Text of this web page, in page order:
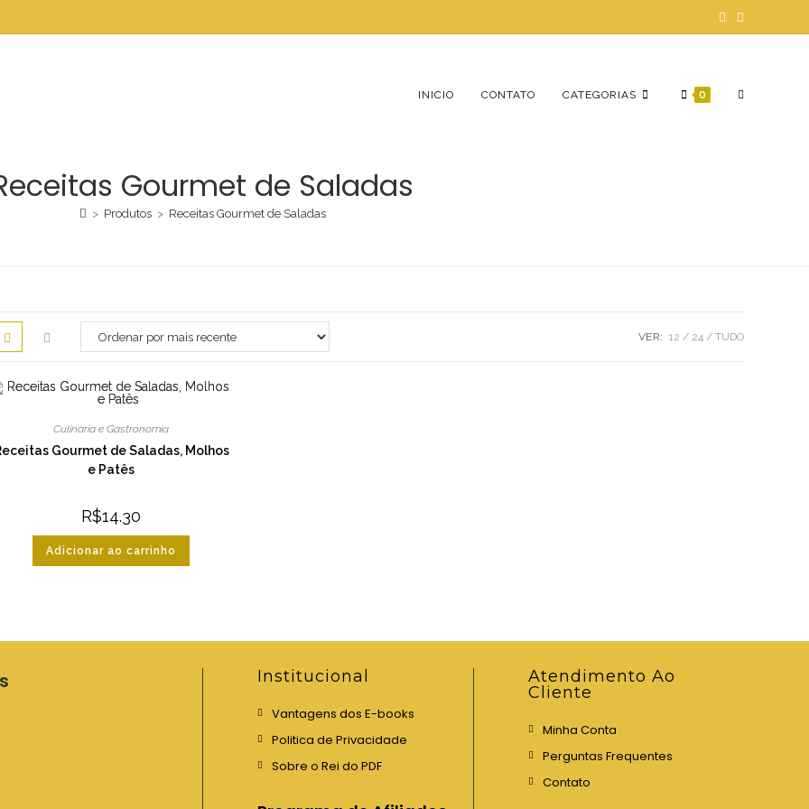
INICIO CONTATO CATEGORIAS 0 ALTERNAR
SITE
Gourmet de Saladas
> Produtos > Receitas Gourmet de Saladas
VER: 12 24 TUDO
Culinária e Gastronomia
Gourmet de Saladas, Molhos
e Patês
R$14.30
Adicionar ao carrinho
Institucional
Vantagens dos E-books
Politica de Privacidade
Sobre o Rei do PDF
Atendimento Ao
Cliente
Minha Conta
Perguntas Frequentes
Contato